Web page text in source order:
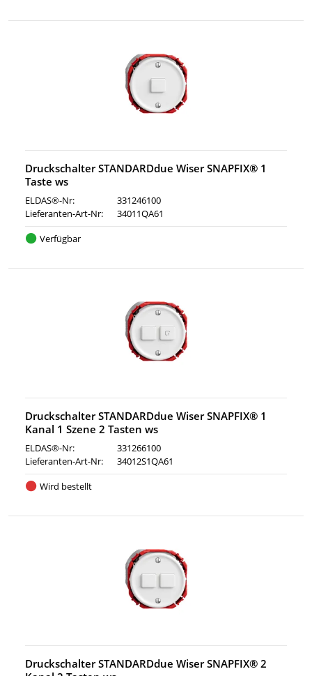
Druckschalter STANDARDdue Wiser SNAPFIX® 1
Taste ws
ELDAS®-Nr:
331246100
Lieferanten-Art-Nr:
34011QA61
Verfügbar
Druckschalter STANDARDdue Wiser SNAPFIX® 1
Kanal 1 Szene 2 Tasten ws
ELDAS®-Nr:
331266100
Lieferanten-Art-Nr:
34012S1QA61
Wird bestellt
Druckschalter STANDARDdue Wiser SNAPFIX® 2